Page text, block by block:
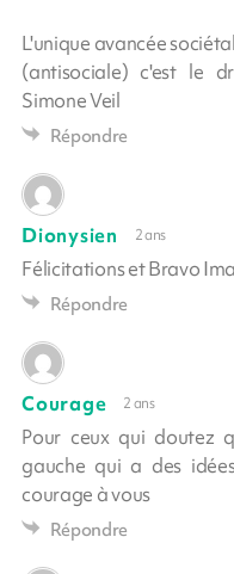
L'unique avancée
(antisociale) c'est le
Simone Veil
Répondre
Dionysien 2 ans
Félicitations et Bravo
Répondre
Courage 2 ans
Pour ceux qui doutez
gauche qui a des
courage à vous
Répondre